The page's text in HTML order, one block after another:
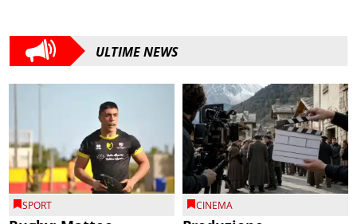
ULTIME NEWS
SPORT CINEMA